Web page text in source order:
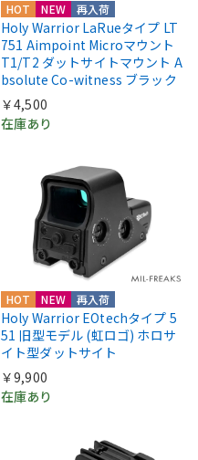
HOT NEW 再入荷
Holy Warrior LaRueタイプ LT
751 Aimpoint Microマウント
T1/T2 ダットサイトマウント A
bsolute Co-witness ブラック
￥4,500
在庫あり
HOT NEW 再入荷
Holy Warrior EOtechタイプ 5
51 旧型モデル (虹ロゴ) ホロサ
イト型ダットサイト
￥9,900
在庫あり